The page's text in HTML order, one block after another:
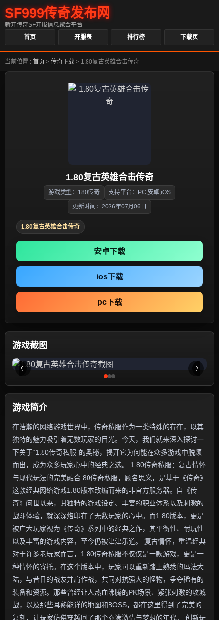
SF999传奇发布网
新开传奇SF开服信息聚合平台
首页
开服表 排行榜 下载页
当前位置 : 首页 > 传奇下载 > 1.80复古英雄合击传奇
1.80复古英雄合击传奇
游戏类型：180传奇 支持平台：PC,安卓,iOS
更新时间：2026年07月06日
1.80复古英雄合击传奇
安卓下载
ios下载
pc下载
游戏截图
游戏简介
在浩瀚的网络游戏世界中，传奇私服作为一类特殊的存在，以其
独特的魅力吸引着无数玩家的目光。今天，我们就来深入探讨一
下关于“1.80传奇私服”的奥秘，揭开它为何能在众多游戏中脱颖
而出，成为众多玩家心中的经典之选。 1.80传奇私服：复古情怀
与现代玩法的完美融合 80传奇私服，顾名思义，是基于《传奇》
这款经典网络游戏1.80版本改编而来的非官方服务器。自《传
奇》问世以来，其独特的游戏设定、丰富的职业体系以及刺激的
战斗体验，就深深烙印在了无数玩家的心中。而1.80版本，更是
被广大玩家视为《传奇》系列中的经典之作，其平衡性、耐玩性
以及丰富的游戏内容，至今仍被津津乐道。 复古情怀，重温经典
对于许多老玩家而言，1.80传奇私服不仅仅是一款游戏，更是一
种情怀的寄托。在这个版本中，玩家可以重新踏上熟悉的玛法大
陆，与昔日的战友并肩作战，共同对抗强大的怪物，争夺稀有的
装备和资源。那些曾经让人热血沸腾的PK场景、紧张刺激的攻城
战，以及那些耳熟能详的地图和BOSS，都在这里得到了完美的
复刻，让玩家仿佛穿越回了那个充满激情与梦想的年代。 创新玩